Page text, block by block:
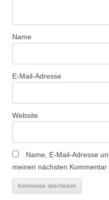
Name
E-Mail-Adresse
Website
Name, E-Mail-Adresse
meinen nächsten Kommentar